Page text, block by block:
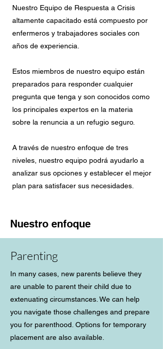
Nuestro Equipo de Respuesta a Crisis
altamente capacitado está compuesto por
enfermeros y trabajadores sociales con
años de experiencia.
Estos miembros de nuestro equipo están
preparados para responder cualquier
pregunta que tenga y son conocidos como
los principales expertos en la materia
sobre la renuncia a un refugio seguro.
A través de nuestro enfoque de tres
niveles, nuestro equipo podrá ayudarlo a
analizar sus opciones y establecer el mejor
plan para satisfacer sus necesidades.
Nuestro enfoque
Parenting
In many cases, new parents believe they
are unable to parent their child due to
extenuating circumstances. We can help
you navigate those challenges and prepare
you for parenthood. Options for temporary
placement are also available.